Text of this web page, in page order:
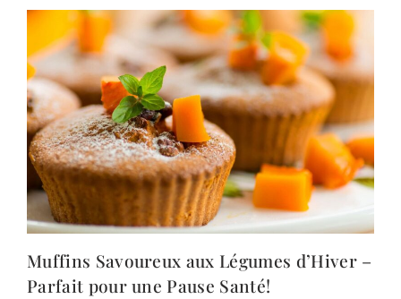
Muffins Savoureux aux Légumes d’Hiver –
Parfait pour une Pause Santé!